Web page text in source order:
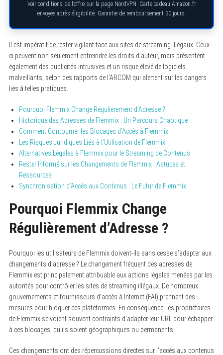
Voir conditions de l’offre sur la page NordVPN. Carte cadeau Amazon.fr
envoyée après éligibilité. Garantie de remboursement 30 jours.
Il est impératif de rester vigilant face aux sites de streaming illégaux. Ceux-
ci peuvent non seulement enfreindre les droits d’auteur, mais présentent
également des publicités intrusives et un risque élevé de logiciels
malveillants, selon des rapports de l’ARCOM qui alertent sur les dangers
liés à telles pratiques.
Pourquoi Flemmix Change Régulièrement d’Adresse ?
Historique des Adresses de Flemmix : Un Parcours Chaotique
Comment Contourner les Blocages d’Accès à Flemmix
Les Risques Juridiques Liés à l’Utilisation de Flemmix
Alternatives Légales à Flemmix pour le Streaming de Contenus
Rester Informé sur les Changements de Flemmix : Astuces et
Ressources
Synchronisation d’Accès aux Contenus : Le Futur de Flemmix
Pourquoi Flemmix Change
Régulièrement d’Adresse ?
Pourquoi les utilisateurs de Flemmix doivent-ils sans cesse s’adapter aux
changements d’adresse ? Le changement fréquent des adresses de
Flemmix est principalement attribuable aux actions légales menées par les
autorités pour contrôler les sites de streaming illégaux. De nombreux
gouvernements et fournisseurs d’accès à Internet (FAI) prennent des
mesures pour bloquer ces plateformes. En conséquence, les propriétaires
de Flemmix se voient souvent contraints d’adapter leur URL pour échapper
à ces blocages, qu’ils soient géographiques ou permanents.
Ces changements ont des répercussions directes sur l’accès aux contenus